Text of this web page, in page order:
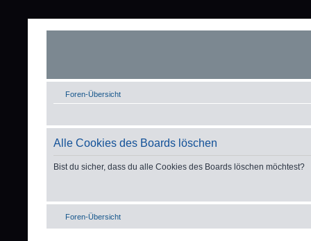
Foren-Übersicht
Alle Cookies des Boards löschen
Bist du sicher, dass du alle Cookies des Boards löschen möchtest?
Foren-Übersicht